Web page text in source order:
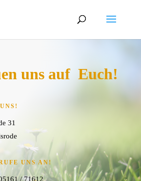
uns auf Euch!
31
UNS AN!
/ 71612